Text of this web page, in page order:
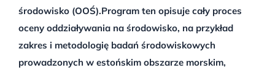
środowisko (OOŚ).Program ten opisuje cały proces
oceny oddziaływania na środowisko, na przykład
zakres i metodologię badań środowiskowych
prowadzonych w estońskim obszarze morskim,